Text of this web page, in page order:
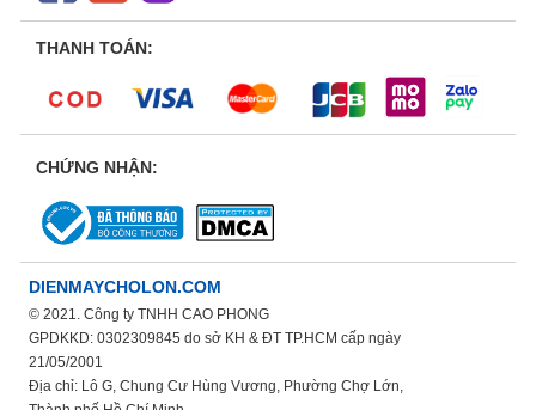
THANH TOÁN:
CHỨNG NHẬN:
DIENMAYCHOLON.COM
© 2021. Công ty TNHH CAO PHONG
GPDKKD: 0302309845 do sở KH & ĐT TP.HCM cấp ngày
21/05/2001
Địa chỉ: Lô G, Chung Cư Hùng Vương, Phường Chợ Lớn,